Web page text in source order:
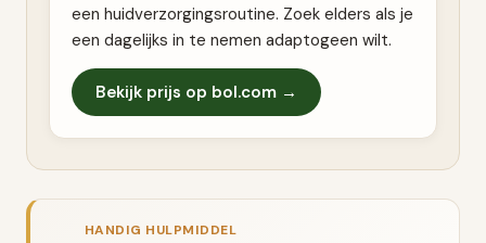
een huidverzorgingsroutine. Zoek elders als je
een dagelijks in te nemen adaptogeen wilt.
Bekijk prijs op bol.com →
HANDIG HULPMIDDEL